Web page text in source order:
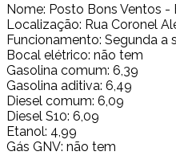
Nome: Posto Bons Ventos
Localização: Rua Coronel
Funcionamento: Segunda a
Bocal elétrico: não tem
Gasolina comum: 6,39
Gasolina aditiva: 6,49
Diesel comum: 6,09
Diesel S10: 6,09
Etanol: 4,99
Gás GNV: não tem